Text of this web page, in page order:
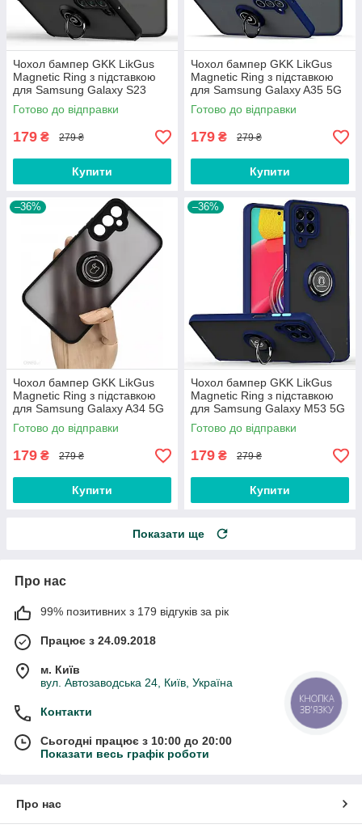
Чохол бампер GKK LikGus
Magnetic Ring з підставкою
для Samsung Galaxy S23
Black
Готово до відправки
179 ₴ 279 ₴
Купити
Чохол бампер GKK LikGus
Magnetic Ring з підставкою
для Samsung Galaxy A35 5G
Blue
Готово до відправки
179 ₴ 279 ₴
Купити
–36%
Чохол бампер GKK LikGus
Magnetic Ring з підставкою
для Samsung Galaxy A34 5G
(2023) A346 Black
Готово до відправки
179 ₴ 279 ₴
Купити
–36%
Чохол бампер GKK LikGus
Magnetic Ring з підставкою
для Samsung Galaxy M53 5G
M536 Blue
Готово до відправки
179 ₴ 279 ₴
Купити
Показати ще
Про нас
99% позитивних з 179 відгуків за рік
Працює з 24.09.2018
м. Київ
вул. Автозаводська 24, Київ, Україна
Контакти
Сьогодні працює з 10:00 до 20:00
Показати весь графік роботи
Про нас
КНОПКА
ЗВ'ЯЗКУ